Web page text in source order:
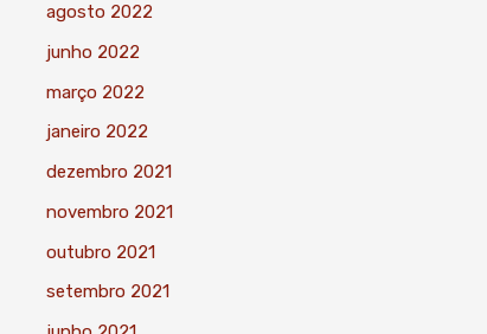
agosto 2022
junho 2022
março 2022
janeiro 2022
dezembro 2021
novembro 2021
outubro 2021
setembro 2021